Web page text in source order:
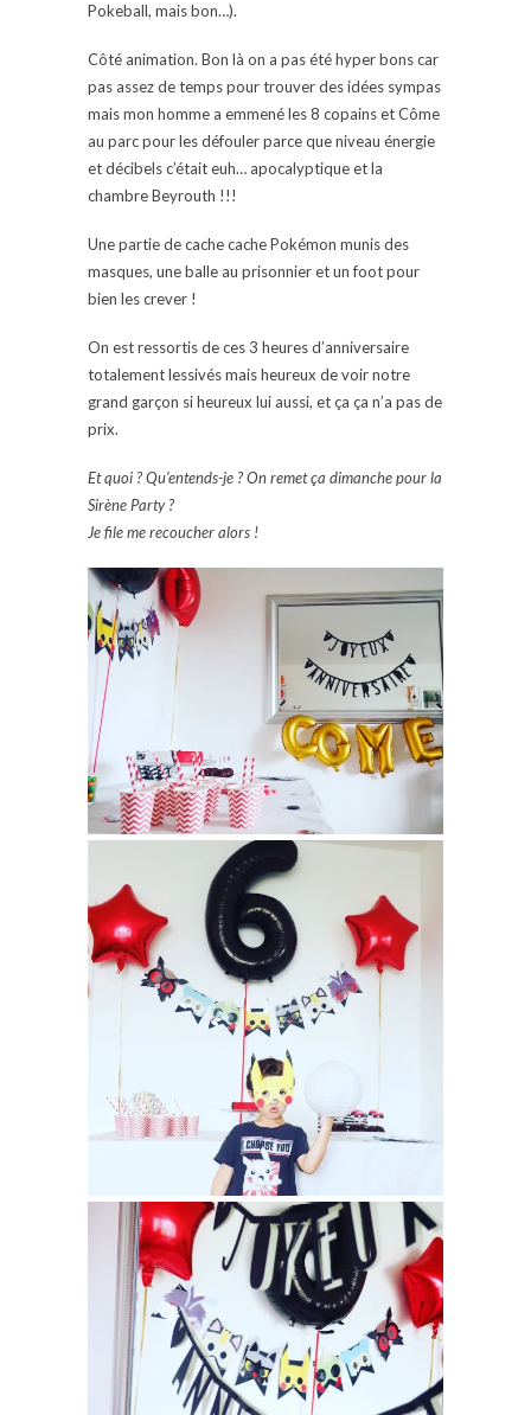
Pokeball, mais bon…).
Côté animation. Bon là on a pas été hyper bons car
pas assez de temps pour trouver des idées sympas
mais mon homme a emmené les 8 copains et Côme
au parc pour les défouler parce que niveau énergie
et décibels c’était euh… apocalyptique et la
chambre Beyrouth !!!
Une partie de cache cache Pokémon munis des
masques, une balle au prisonnier et un foot pour
bien les crever !
On est ressortis de ces 3 heures d’anniversaire
totalement lessivés mais heureux de voir notre
grand garçon si heureux lui aussi, et ça ça n’a pas de
prix.
Et quoi ? Qu’entends-je ? On remet ça dimanche pour la
Sirène Party ?
Je file me recoucher alors !